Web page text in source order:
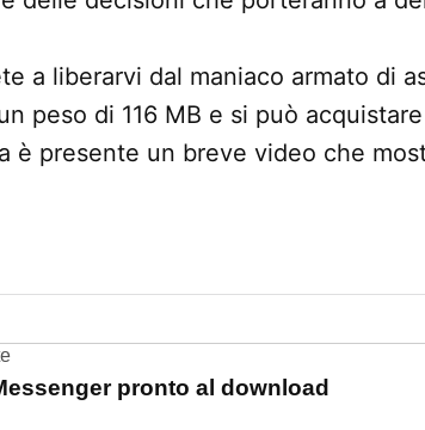
a liberarvi dal maniaco armato di
peso di 116 MB e si può
è presente un breve video che
pronto al download